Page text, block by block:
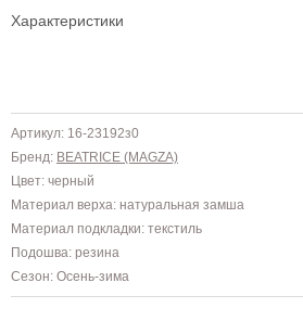
Характеристики
Артикул: 16-23192з0
Бренд: BEATRICE (MAGZA)
Цвет: черный
Материал верха: натуральная замша
Материал подкладки: текстиль
Подошва: резина
Сезон: Осень-зима